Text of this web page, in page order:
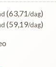
(63,71/dag)
(59,19/dag)